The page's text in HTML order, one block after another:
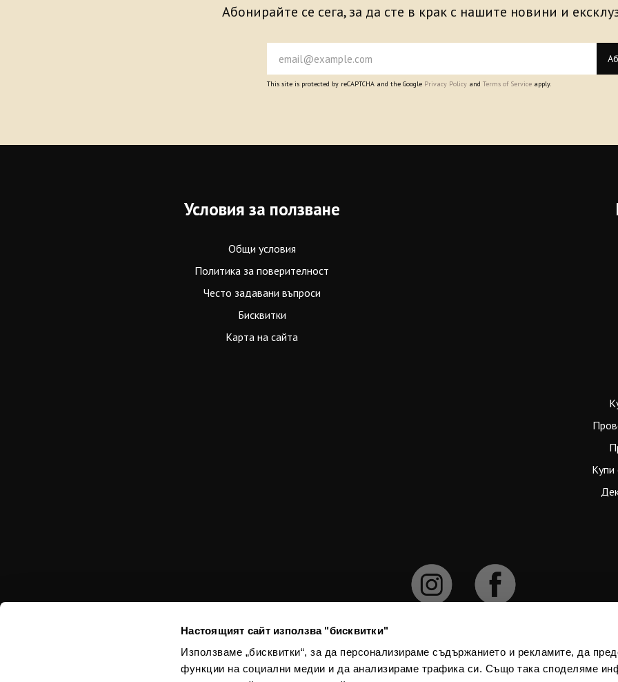
Настоящият сайт използва "бисквитки"
Използваме „бисквитки“, за да персонализираме съдържанието и рекламите, да
функции на социални медии и да анализираме трафика си. Също така споделяме
Абонирайте се сега, за да сте в крак с нашите новини и
This site is protected by reCAPTCHA and the Google Privacy Policy and Terms of Service apply.
Условия за ползване
Общи условия
Политика за поверителност
Често задавани въпроси
Бисквитки
Карта на сайта
Купи
Използваният в изчисленията официален курс е 1 € = 1.95583 лв. При конвертирането на